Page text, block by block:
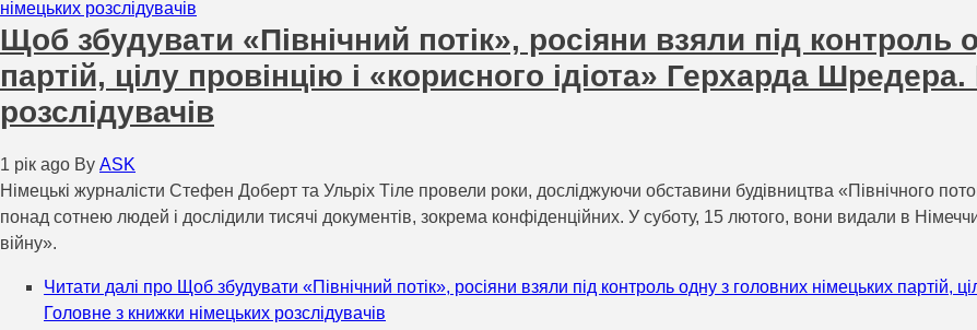
Щоб збудувати «Північний потік», росіяни взяли під контроль
партій, цілу провінцію і «корисного ідіота» Герхарда
розслідувачів
1 рік ago By ASK
Німецькі журналісти Стефен Доберт та Ульріх Тіле провели роки, досліджуючи обставини будівництва «Північного
понад сотнею людей і дослідили тисячі документів, зокрема конфіденційних. У суботу, 15 лютого, вони видали в
війну».
Читати далі про Щоб збудувати «Північний потік», росіяни взяли під контроль одну з головних німецьких партій,
Головне з книжки німецьких розслідувачів